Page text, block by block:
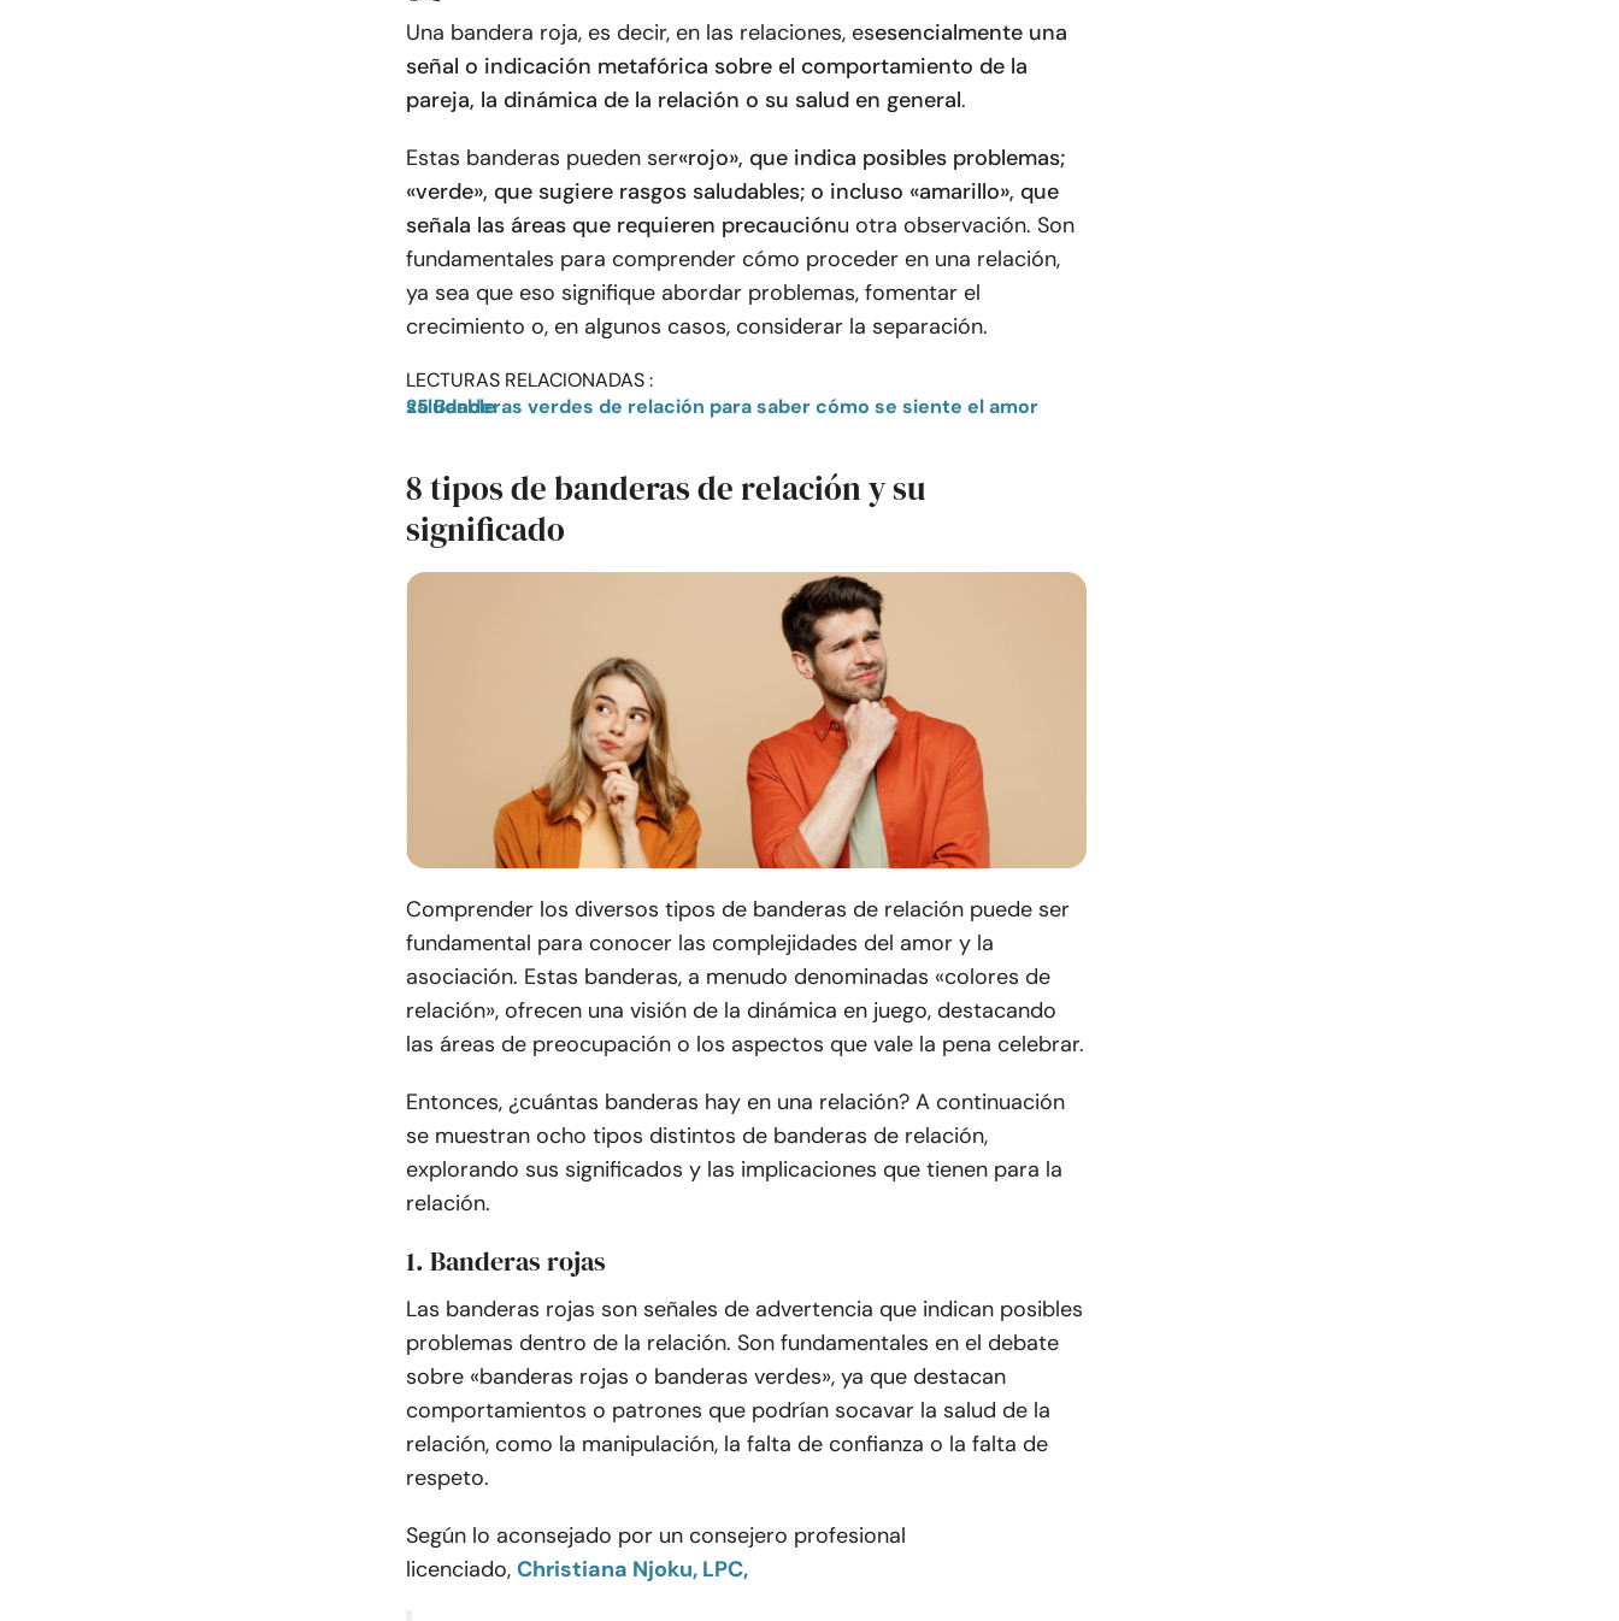
Una bandera roja, es decir, en las relaciones, esesencialmente una
señal o indicación metafórica sobre el comportamiento de la
pareja, la dinámica de la relación o su salud en general.
Estas banderas pueden ser«rojo», que indica posibles problemas;
«verde», que sugiere rasgos saludables; o incluso «amarillo», que
señala las áreas que requieren precauciónu otra observación. Son
fundamentales para comprender cómo proceder en una relación,
ya sea que eso signifique abordar problemas, fomentar el
crecimiento o, en algunos casos, considerar la separación.
LECTURAS RELACIONADAS :
25 Banderas verdes de relación para saber cómo se siente el amor saludable
8 tipos de banderas de relación y su
significado
Comprender los diversos tipos de banderas de relación puede ser
fundamental para conocer las complejidades del amor y la
asociación. Estas banderas, a menudo denominadas «colores de
relación», ofrecen una visión de la dinámica en juego, destacando
las áreas de preocupación o los aspectos que vale la pena celebrar.
Entonces, ¿cuántas banderas hay en una relación? A continuación
se muestran ocho tipos distintos de banderas de relación,
explorando sus significados y las implicaciones que tienen para la
relación.
1. Banderas rojas
Las banderas rojas son señales de advertencia que indican posibles
problemas dentro de la relación. Son fundamentales en el debate
sobre «banderas rojas o banderas verdes», ya que destacan
comportamientos o patrones que podrían socavar la salud de la
relación, como la manipulación, la falta de confianza o la falta de
respeto.
Según lo aconsejado por un consejero profesional
licenciado, Christiana Njoku, LPC,